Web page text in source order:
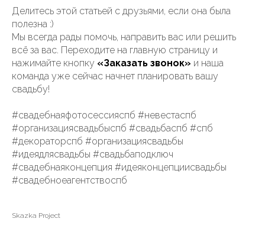
Делитесь этой статьей с друзьями, если она была
полезна :)
Мы всегда рады помочь, направить вас или решить
всё за вас. Переходите на главную страницу и
нажимайте кнопку «Заказать звонок» и наша
команда уже сейчас начнет планировать вашу
свадьбу!
#свадебнаяфотосессияспб #невестаспб
#организациясвадьбыспб #свадьбаспб #спб
#декораторспб #организациясвадьбы
#идеядлясвадьбы #свадьбаподключ
#свадебнаяконцепция #идеяконцепциисвадьбы
#свадебноеагентствоспб
Skazka Project